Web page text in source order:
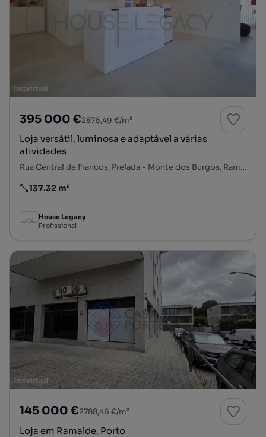
395 000 €2876,49 €/m²
Loja versátil, luminosa e adaptável a várias
atividades
Rua Central de Francos, Prelada - Monte dos Burgos, Ramalde, Porto, Porto
Preço por metro quadrado
137.32 m²
House Legacy
Profissional
145 000 €2788,46 €/m²
Loja em Ramalde, Porto